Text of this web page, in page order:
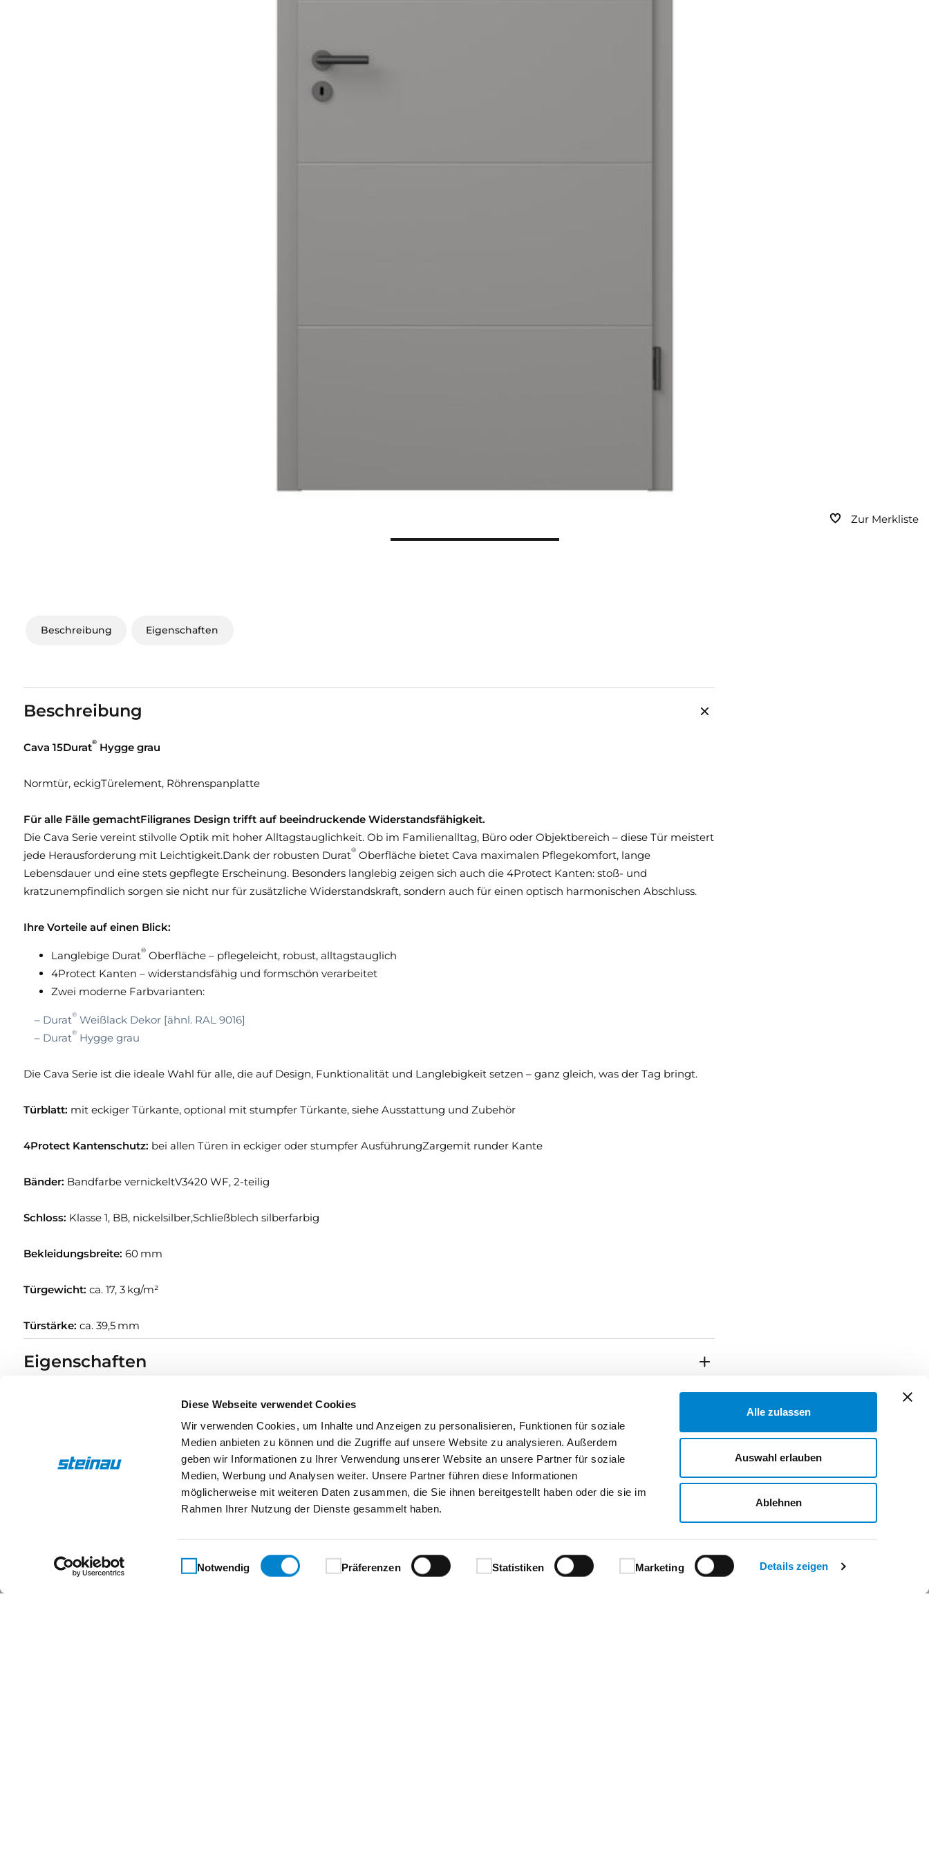
Diese Webseite verwendet Cookies
Wir verwenden Cookies, um Inhalte und Anzeigen zu personalisieren, Funktionen für soziale
Medien anbieten zu können und die Zugriffe auf unsere Website zu analysieren. Außerdem
geben wir Informationen zu Ihrer Verwendung unserer Website an unsere Partner für soziale
Medien, Werbung und Analysen weiter. Unsere Partner führen diese Informationen
möglicherweise mit weiteren Daten zusammen, die Sie ihnen bereitgestellt haben oder die sie im
Rahmen Ihrer Nutzung der Dienste gesammelt haben.
Einwilligungsauswahl
Notwendig
Präferenzen Statistiken Marketing Details zeigen
Alle zulassen
Auswahl erlauben
Ablehnen
Zur Merkliste
Beschreibung Eigenschaften
Beschreibung
Cava 15Durat®Hygge grau
Normtür, eckigTürelement, Röhrenspanplatte
Für alle Fälle gemachtFiligranes Design trifft auf beeindruckende Widerstandsfähigkeit.
Die Cava Serie vereint stilvolle Optik mit hoher Alltagstauglichkeit. Ob im Familienalltag, Büro oder Objektbereich – diese Tür meistert
jede Herausforderung mit Leichtigkeit.Dank der robusten Durat®Oberfläche bietet Cava maximalen Pflegekomfort, lange
Lebensdauer und eine stets gepflegte Erscheinung. Besonders langlebig zeigen sich auch die 4Protect Kanten: stoß- und
kratzunempfindlich sorgen sie nicht nur für zusätzliche Widerstandskraft, sondern auch für einen optisch harmonischen Abschluss.
Ihre Vorteile auf einen Blick:
Langlebige Durat®Oberfläche – pflegeleicht, robust, alltagstauglich
4Protect Kanten – widerstandsfähig und formschön verarbeitet
Zwei moderne Farbvarianten:
– Durat®Weißlack Dekor [ähnl. RAL 9016]
– Durat®Hygge grau
Die Cava Serie ist die ideale Wahl für alle, die auf Design, Funktionalität und Langlebigkeit setzen – ganz gleich, was der Tag bringt.
Türblatt: mit eckiger Türkante, optional mit stumpfer Türkante, siehe Ausstattung und Zubehör
4Protect Kantenschutz: bei allen Türen in eckiger oder stumpfer AusführungZargemit runder Kante
Bänder: Bandfarbe vernickeltV3420 WF, 2-teilig
Schloss: Klasse 1, BB, nickelsilber,Schließblech silberfarbig
Bekleidungsbreite: 60 mm
Türgewicht: ca. 17, 3 kg/m²
Türstärke: ca. 39,5 mm
Eigenschaften